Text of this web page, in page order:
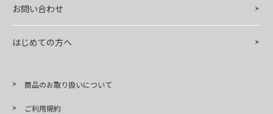
お問い合わせ
はじめての方へ
商品のお取り扱いについて
ご利用規約